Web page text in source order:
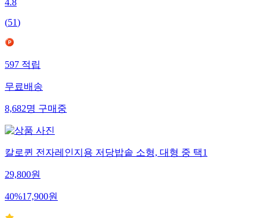
4.8
(51)
597적립
무료배송
8,682명구매중
칼로퀸 전자레인지용 저당밥솥 소형, 대형 중 택1
29,800원
40%17,900원